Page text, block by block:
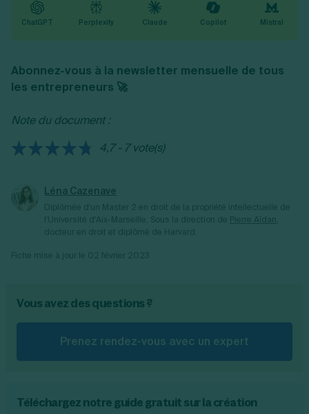
ChatGPT Perplexity Claude Copilot Mistral
Abonnez-vous à la newsletter mensuelle de tous
les entrepreneurs 🚀
Note du document :
4,7 - 7 vote(s)
Léna Cazenave
Vous avez des questions ?
Prenez rendez-vous avec un expert
Téléchargez notre guide gratuit sur la création